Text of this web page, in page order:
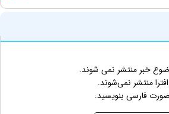
خبر منتشر نمی شوند.
منتشر نمی‌شوند.
فارسی بنویسید.